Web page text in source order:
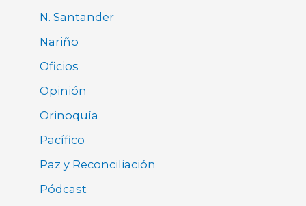
N. Santander
Nariño
Oficios
Opinión
Orinoquía
Pacífico
Paz y Reconciliación
Pódcast